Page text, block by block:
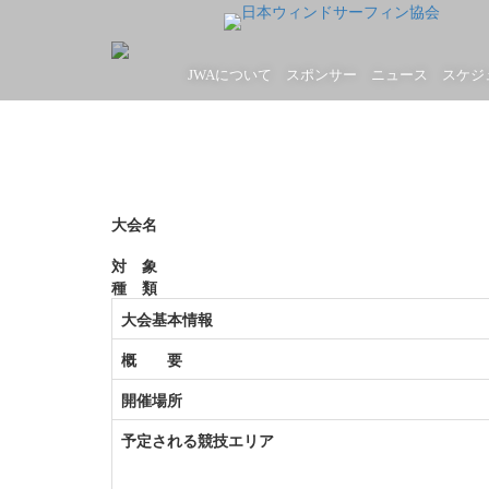
JWAについて スポンサー ニュース スケジ
大会名
対 象
種 類
大会基本情報
概 要
開催場所
予定される競技エリア